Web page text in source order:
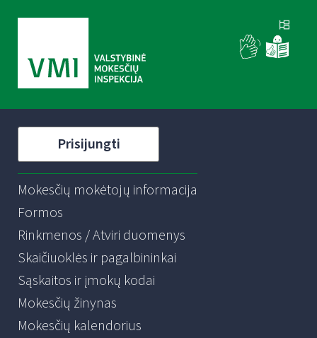
Prisijungti
Mokesčių mokėtojų informacija
Formos
Rinkmenos / Atviri duomenys
Skaičiuoklės ir pagalbininkai
Sąskaitos ir įmokų kodai
Mokesčių žinynas
Mokesčių kalendorius